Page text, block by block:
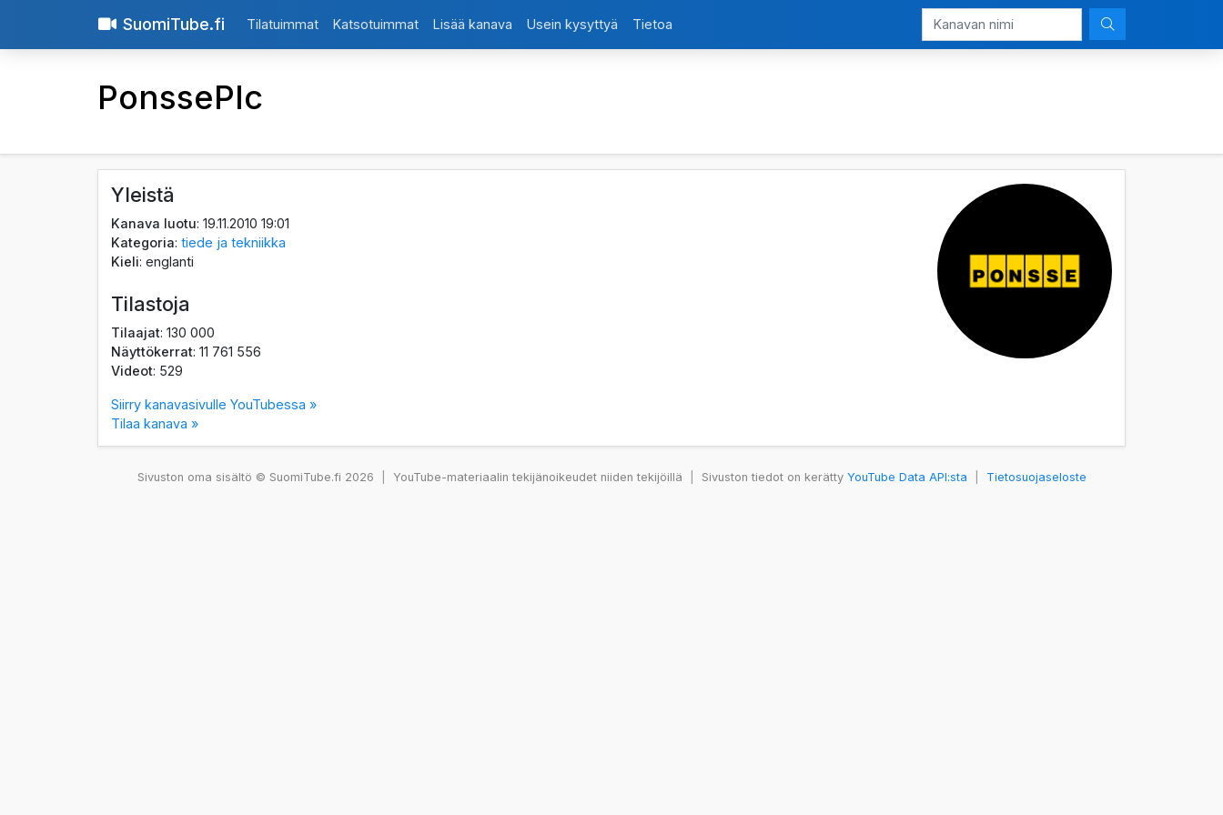
SuomiTube.fi Tilatuimmat Katsotuimmat Lisää kanava Usein kysyttyä Tietoa
PonssePlc
Yleistä
Kanava luotu: 19.11.2010 19:01
Kategoria:tiede ja tekniikka
Kieli: englanti
Tilastoja
Tilaajat: 130 000
Näyttökerrat: 11 761 556
Videot: 529
Siirry kanavasivulle YouTubessa »
Tilaa kanava »
Sivuston oma sisältö © SuomiTube.fi 2026 YouTube-materiaalin tekijänoikeudet niiden tekijöillä Sivuston tiedot on kerätty YouTube Data API:sta Tietosuojaseloste